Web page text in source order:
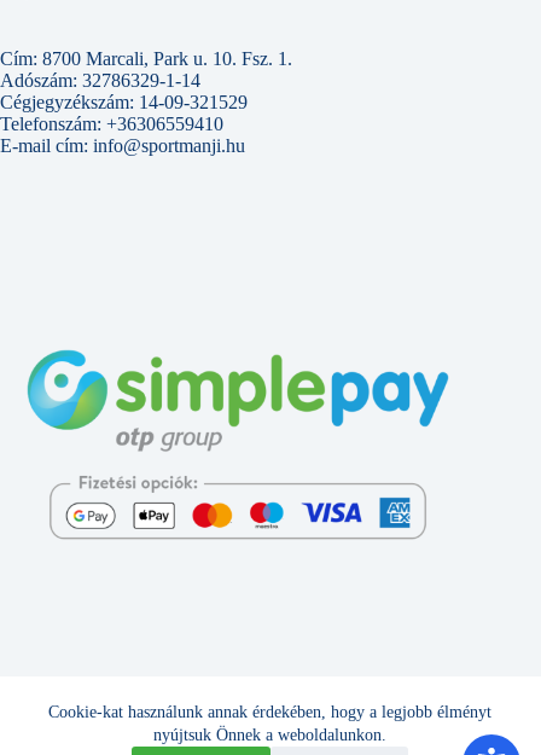
Cookie-kat használunk annak érdekében, hogy a legjobb élményt
nyújtsuk Önnek a weboldalunkon.
Cím: 8700 Marcali, Park u. 10. Fsz. 1.
Adószám: 32786329-1-14
Cégjegyzékszám: 14-09-321529
Telefonszám: +36306559410
E-mail cím: info@sportmanji.hu
Minden jog fenntartva © 2026 - Sportmanji -6Smethod